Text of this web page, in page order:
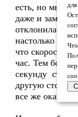
есть, но мы их
даже и
отклонилась,
настолько
что скорость
час. Тем более
секунду
другую
все же